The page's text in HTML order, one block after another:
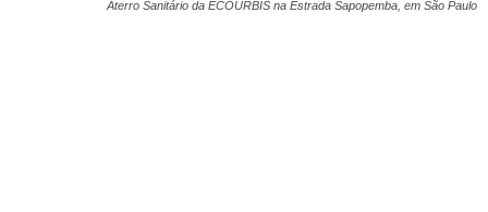
Aterro Sanitário da ECOURBIS na Estrada Sapopemba, em São Paulo